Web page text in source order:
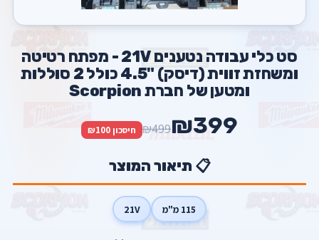
סט כלי עבודה נטענים 21V - מפתח רטיטה
ומשחזת זווית (דיסק) "4.5 כולל 2 סוללות
ומטען של חברת Scorpion
₪399
₪499 חיסכון ₪100
📋 תיאור המוצר
115 מ"מ 21V